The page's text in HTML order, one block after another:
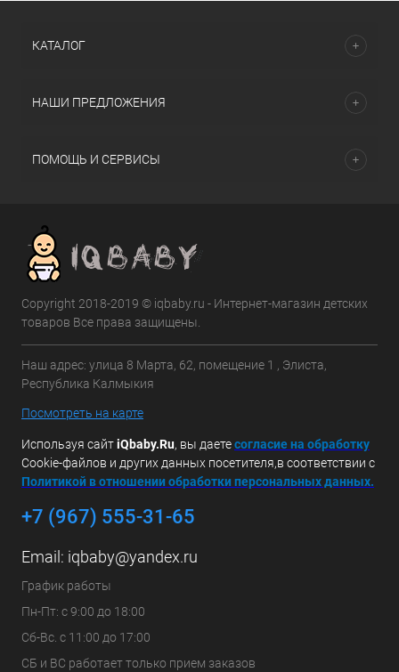
КАТАЛОГ
НАШИ ПРЕДЛОЖЕНИЯ
ПОМОЩЬ И СЕРВИСЫ
Copyright 2018-2019 © iqbaby.ru - Интернет-магазин детских
товаров Все права защищены.
Наш адрес: улица 8 Марта, 62, помещение 1 , Элиста,
Республика Калмыкия
Посмотреть на карте
Используя сайтiQbaby.Ru, вы даетесогласие на обработку
Cookie-файлов и других данных посетителя,в соответствии с
Политикой в отношении обработки персональных данных.
+7 (967) 555-31-65
Email: iqbaby@yandex.ru
График работы
Пн-Пт: с 9:00 до 18:00
Сб-Вс. с 11:00 до 17:00
СБ и ВС работает только прием заказов